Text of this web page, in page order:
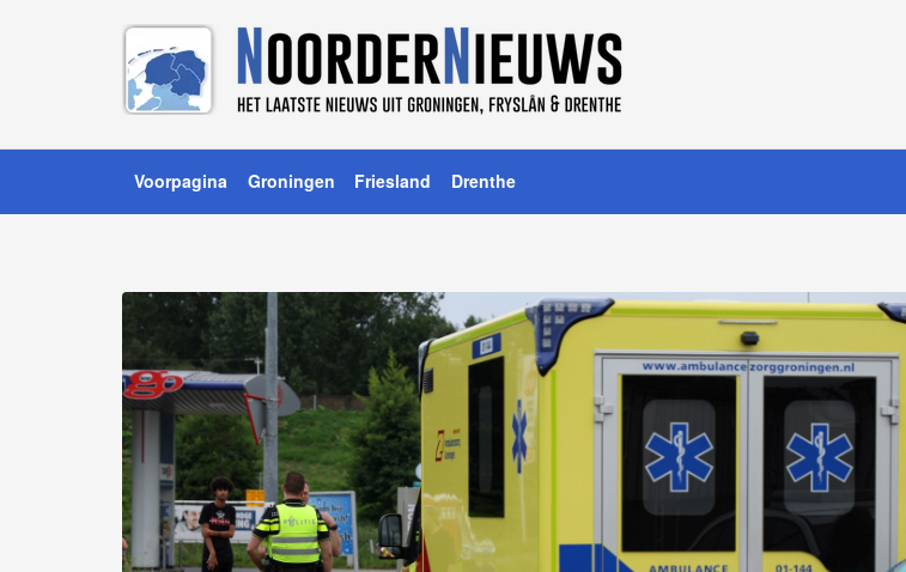
Voorpagina Groningen Friesland Drenthe